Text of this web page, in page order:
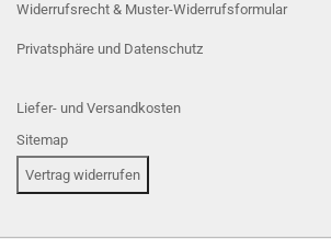
Widerrufsrecht & Muster-Widerrufsformular
Privatsphäre und Datenschutz
Liefer- und Versandkosten
Sitemap
Vertrag widerrufen